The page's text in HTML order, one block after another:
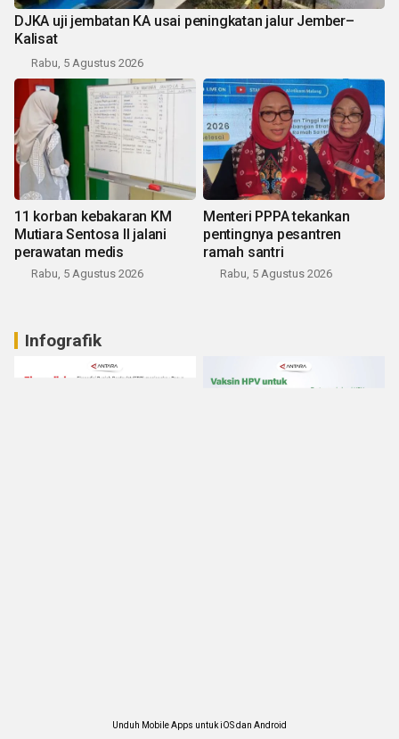
DJKA uji jembatan KA usai peningkatan jalur Jember–
Kalisat
Rabu, 5 Agustus 2026
11 korban kebakaran KM
Mutiara Sentosa II jalani
perawatan medis
Rabu, 5 Agustus 2026
Menteri PPPA tekankan
pentingnya pesantren
ramah santri
Rabu, 5 Agustus 2026
Infografik
Unduh Mobile Apps untuk iOS dan Android